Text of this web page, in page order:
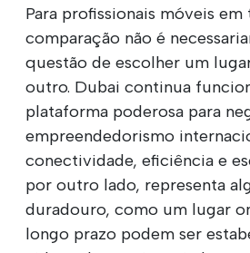
Para profissionais móveis
comparação não é
questão de escolher um
outro. Dubai continua
plataforma poderosa para
empreendedorismo
conectividade, eficiência e
por outro lado, representa
duradouro, como um lugar
longo prazo podem ser